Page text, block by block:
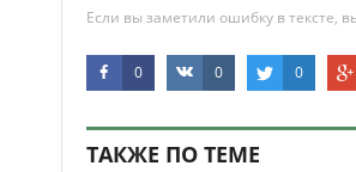
Если вы заметили ошибку в тексте,
0 0 0
ТАКЖЕ ПО ТЕМЕ